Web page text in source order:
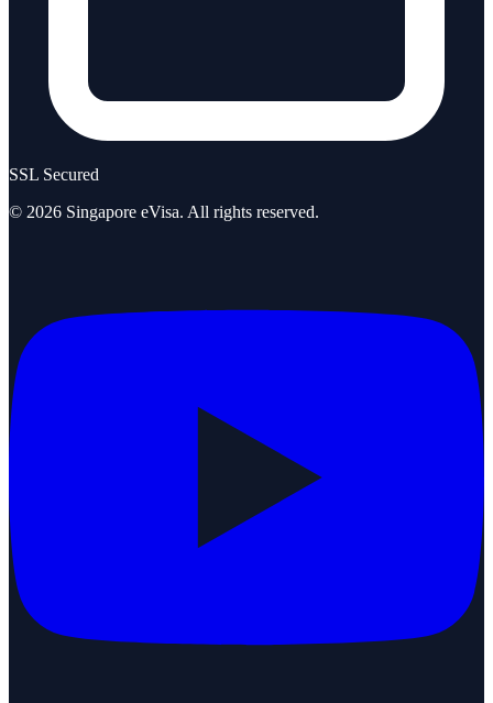
SSL Secured
© 2026 Singapore eVisa. All rights reserved.